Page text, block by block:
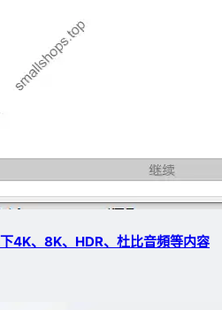
4K、8K、HDR、杜比音頻等内容